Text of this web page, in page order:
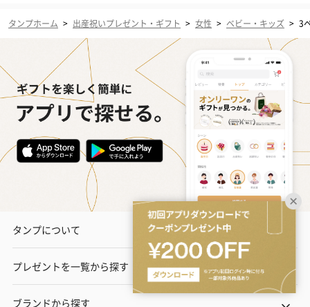
タンプホーム > 出産祝いプレゼント・ギフト > 女性 > ベビー・キッズ > 3
タンプについて
プレゼントを一覧から探す
ブランドから探す